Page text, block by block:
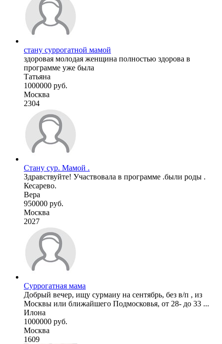
стану суррогатной мамой
здоровая молодая женщина полностью здорова в
программе уже была
Татьяна
1000000 руб.
Москва
2304
Стану сур. Мамой .
Здравствуйте! Участвовала в программе .были роды .
Кесарево.
Вера
950000 руб.
Москва
2027
Суррогатная мама
Добрый вечер, ищу сурмаиу на сентябрь, без в/п , из
Москвы или ближайшего Подмосковья, от 28- до 33 ...
Илона
1000000 руб.
Москва
1609